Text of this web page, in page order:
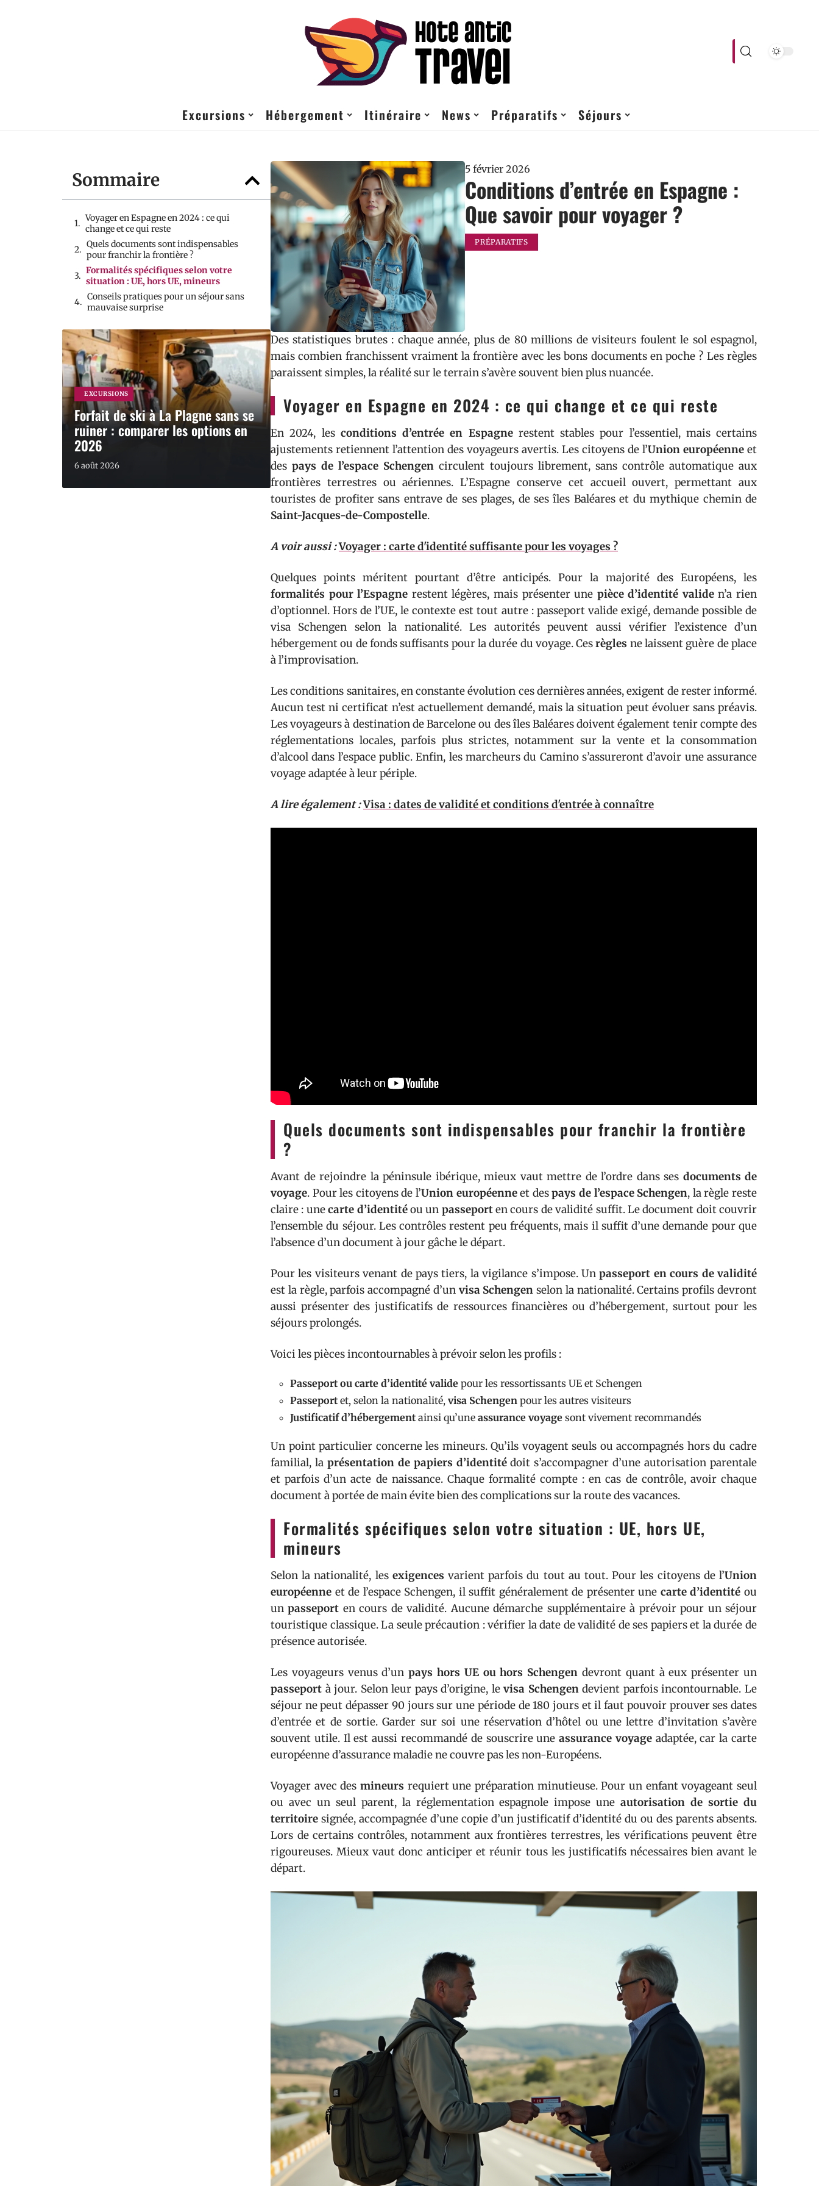
Excursions Hébergement Itinéraire News Préparatifs Séjours
Sommaire
Voyager en Espagne en 2024 : ce qui
change et ce qui reste
Quels documents sont indispensables
pour franchir la frontière ?
Formalités spécifiques selon votre
situation : UE, hors UE, mineurs
Conseils pratiques pour un séjour sans
mauvaise surprise
EXCURSIONS
Forfait de ski à La Plagne sans se
ruiner : comparer les options en
2026
6 août 2026
5 février 2026
Conditions d’entrée en Espagne :
Que savoir pour voyager ?
PRÉPARATIFS
Des statistiques brutes : chaque année, plus de 80 millions de visiteurs foulent le sol espagnol,
mais combien franchissent vraiment la frontière avec les bons documents en poche ? Les règles
paraissent simples, la réalité sur le terrain s’avère souvent bien plus nuancée.
Voyager en Espagne en 2024 : ce qui change et ce qui reste
En 2024, les conditions d’entrée en Espagnerestent stables pour l’essentiel, mais certains
ajustements retiennent l’attention des voyageurs avertis. Les citoyens de l’Union européenne et
despays de l’espace Schengen circulent toujours librement, sans contrôle automatique aux
frontières terrestres ou aériennes. L’Espagne conserve cet accueil ouvert, permettant aux
touristes de profiter sans entrave de ses plages, de ses îles Baléares et du mythique chemin de
Saint-Jacques-de-Compostelle.
A voir aussi :Voyager : carte d'identité suffisante pour les voyages ?
Quelques points méritent pourtant d’être anticipés. Pour la majorité des Européens, les
formalités pour l’Espagne restent légères, mais présenter une pièce d’identité validen’a rien
d’optionnel. Hors de l’UE, le contexte est tout autre : passeport valide exigé, demande possible de
visa Schengen selon la nationalité. Les autorités peuvent aussi vérifier l’existence d’un
hébergement ou de fonds suffisants pour la durée du voyage. Cesrègles ne laissent guère de place
à l’improvisation.
Les conditions sanitaires, en constante évolution ces dernières années, exigent de rester informé.
Aucun test ni certificat n’est actuellement demandé, mais la situation peut évoluer sans préavis.
Les voyageurs à destination de Barcelone ou des îles Baléares doivent également tenir compte des
réglementations locales, parfois plus strictes, notamment sur la vente et la consommation
d’alcool dans l’espace public. Enfin, les marcheurs du Camino s’assureront d’avoir une assurance
voyage adaptée à leur périple.
A lire également :Visa : dates de validité et conditions d'entrée à connaître
Quels documents sont indispensables pour franchir la frontière
?
Avant de rejoindre la péninsule ibérique, mieux vaut mettre de l’ordre dans ses documents de
voyage. Pour les citoyens de l’Union européenneet despays de l’espace Schengen, la règle reste
claire : unecarte d’identitéou un passeporten cours de validité suffit. Le document doit couvrir
l’ensemble du séjour. Les contrôles restent peu fréquents, mais il suffit d’une demande pour que
l’absence d’un document à jour gâche le départ.
Pour les visiteurs venant de pays tiers, la vigilance s’impose. Unpasseport en cours de validité
est la règle, parfois accompagné d’un visa Schengen selon la nationalité. Certains profils devront
aussi présenter des justificatifs de ressources financières ou d’hébergement, surtout pour les
séjours prolongés.
Voici les pièces incontournables à prévoir selon les profils :
Passeport ou carte d’identité valide pour les ressortissants UE et Schengen
Passeport et, selon la nationalité, visa Schengen pour les autres visiteurs
Justificatif d’hébergement ainsi qu’une assurance voyage sont vivement recommandés
Un point particulier concerne les mineurs. Qu’ils voyagent seuls ou accompagnés hors du cadre
familial, la présentation de papiers d’identitédoit s’accompagner d’une autorisation parentale
et parfois d’un acte de naissance. Chaque formalité compte : en cas de contrôle, avoir chaque
document à portée de main évite bien des complications sur la route des vacances.
Formalités spécifiques selon votre situation : UE, hors UE,
mineurs
Selon la nationalité, les exigences varient parfois du tout au tout. Pour les citoyens de l’Union
européenne et de l’espace Schengen, il suffit généralement de présenter une carte d’identité ou
unpasseport en cours de validité. Aucune démarche supplémentaire à prévoir pour un séjour
touristique classique. La seule précaution : vérifier la date de validité de ses papiers et la durée de
présence autorisée.
Les voyageurs venus d’unpays hors UE ou hors Schengen devront quant à eux présenter un
passeport à jour. Selon leur pays d’origine, levisa Schengendevient parfois incontournable. Le
séjour ne peut dépasser 90 jours sur une période de 180 jours et il faut pouvoir prouver ses dates
d’entrée et de sortie. Garder sur soi une réservation d’hôtel ou une lettre d’invitation s’avère
souvent utile. Il est aussi recommandé de souscrire uneassurance voyageadaptée, car la carte
européenne d’assurance maladie ne couvre pas les non-Européens.
Voyager avec des mineurs requiert une préparation minutieuse. Pour un enfant voyageant seul
ou avec un seul parent, la réglementation espagnole impose uneautorisation de sortie du
territoire signée, accompagnée d’une copie d’un justificatif d’identité du ou des parents absents.
Lors de certains contrôles, notamment aux frontières terrestres, les vérifications peuvent être
rigoureuses. Mieux vaut donc anticiper et réunir tous les justificatifs nécessaires bien avant le
départ.